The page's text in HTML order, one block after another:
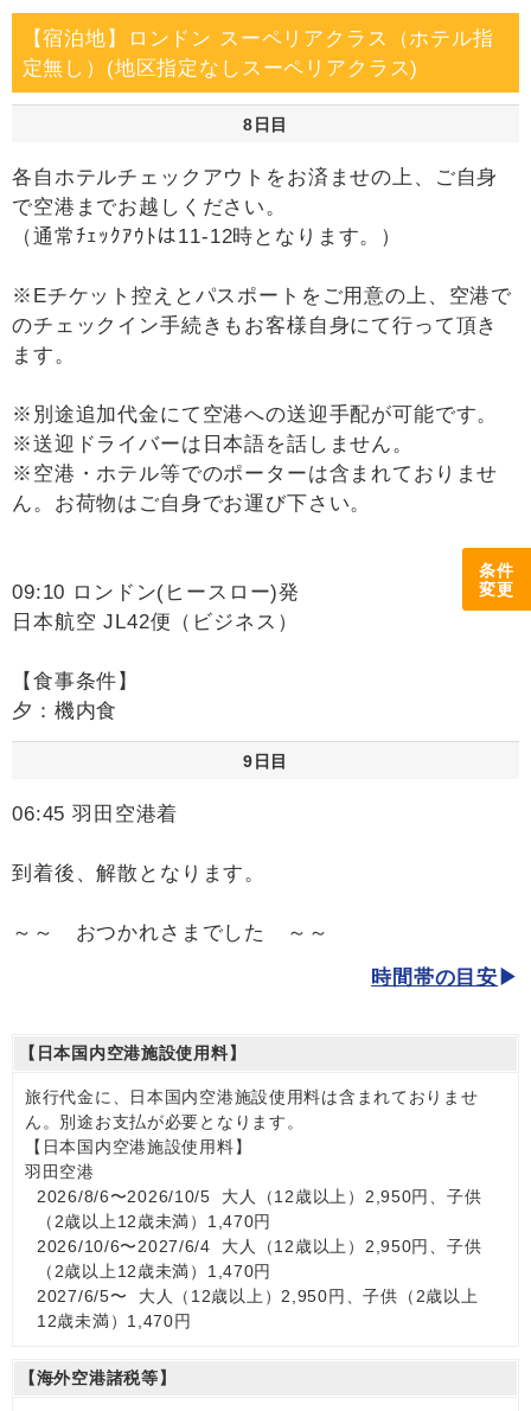
条件
変更
【宿泊地】ロンドン スーペリアクラス（ホテル指
定無し）(地区指定なしスーペリアクラス)
8日目
各自ホテルチェックアウトをお済ませの上、ご自身
で空港までお越しください。
（通常ﾁｪｯｸｱｳﾄは11-12時となります。）
※Eチケット控えとパスポートをご用意の上、空港で
のチェックイン手続きもお客様自身にて行って頂き
ます。
※別途追加代金にて空港への送迎手配が可能です。
※送迎ドライバーは日本語を話しません。
※空港・ホテル等でのポーターは含まれておりませ
ん。お荷物はご自身でお運び下さい。
09:10 ロンドン(ヒースロー)発
日本航空 JL42便（ビジネス）
【食事条件】
夕：機内食
9日目
06:45 羽田空港着
到着後、解散となります。
～～ おつかれさまでした ～～
時間帯の目安
【日本国内空港施設使用料】
旅行代金に、日本国内空港施設使用料は含まれておりませ
ん。別途お支払が必要となります。
【日本国内空港施設使用料】
羽田空港
2026/8/6〜2026/10/5 大人（12歳以上）2,950円、子供
（2歳以上12歳未満）1,470円
2026/10/6〜2027/6/4 大人（12歳以上）2,950円、子供
（2歳以上12歳未満）1,470円
2027/6/5〜 大人（12歳以上）2,950円、子供（2歳以上
12歳未満）1,470円
【海外空港諸税等】